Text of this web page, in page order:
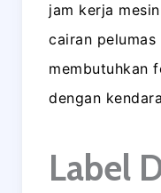
jam kerja
cairan pelumas
membutuhkan
dengan
Label